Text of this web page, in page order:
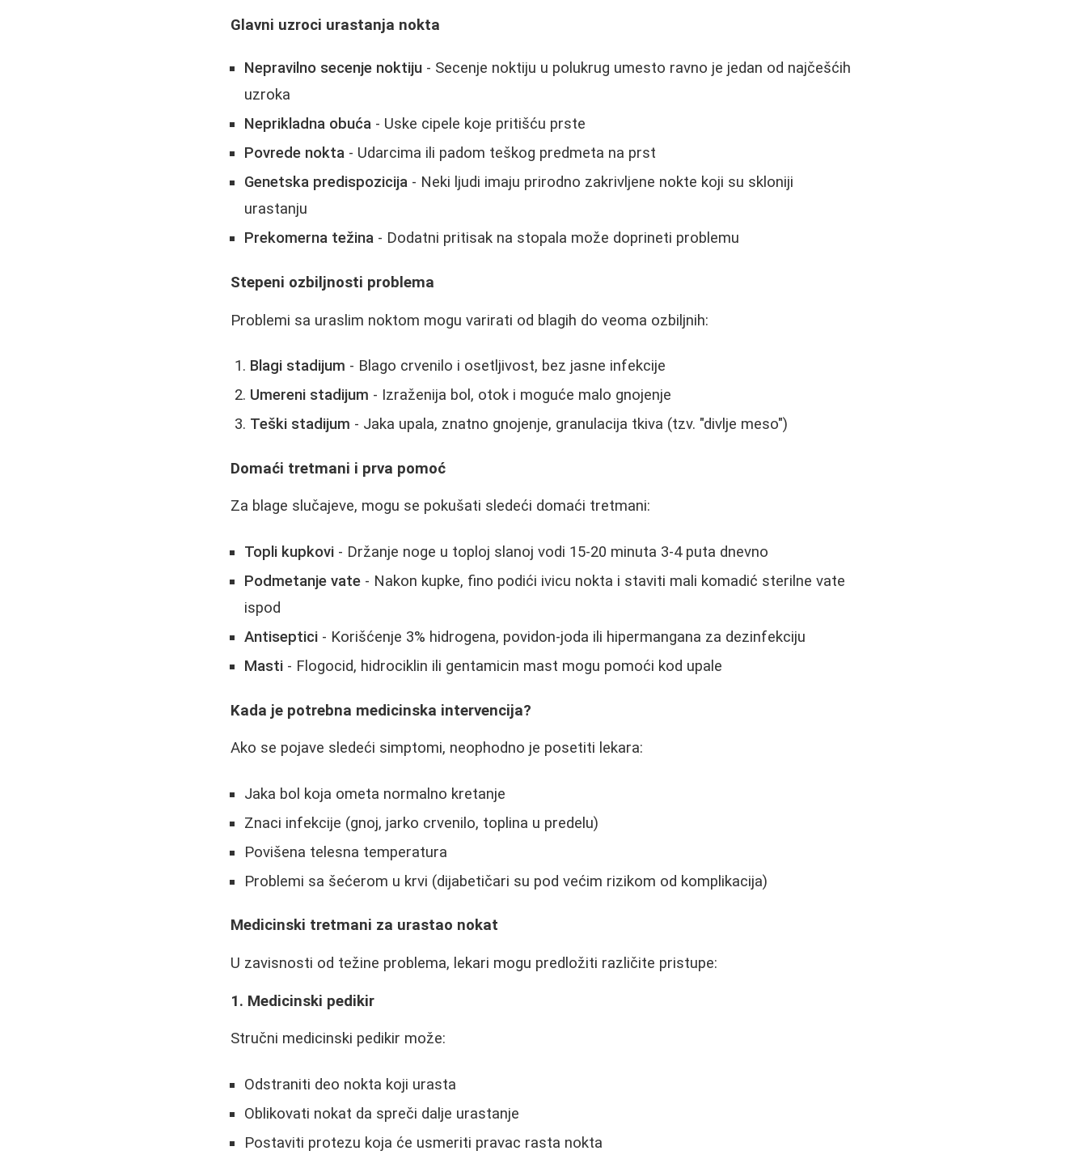
Glavni uzroci urastanja nokta
Nepravilno secenje noktiju - Secenje noktiju u polukrug umesto ravno je jedan od najčešćih
uzroka
Neprikladna obuća - Uske cipele koje pritišću prste
Povrede nokta - Udarcima ili padom teškog predmeta na prst
Genetska predispozicija - Neki ljudi imaju prirodno zakrivljene nokte koji su skloniji
urastanju
Prekomerna težina - Dodatni pritisak na stopala može doprineti problemu
Stepeni ozbiljnosti problema
Problemi sa uraslim noktom mogu varirati od blagih do veoma ozbiljnih:
Blagi stadijum - Blago crvenilo i osetljivost, bez jasne infekcije
Umereni stadijum - Izraženija bol, otok i moguće malo gnojenje
Teški stadijum - Jaka upala, znatno gnojenje, granulacija tkiva (tzv. "divlje meso")
Domaći tretmani i prva pomoć
Za blage slučajeve, mogu se pokušati sledeći domaći tretmani:
Topli kupkovi - Držanje noge u toploj slanoj vodi 15-20 minuta 3-4 puta dnevno
Podmetanje vate - Nakon kupke, fino podići ivicu nokta i staviti mali komadić sterilne vate
ispod
Antiseptici - Korišćenje 3% hidrogena, povidon-joda ili hipermangana za dezinfekciju
Masti - Flogocid, hidrociklin ili gentamicin mast mogu pomoći kod upale
Kada je potrebna medicinska intervencija?
Ako se pojave sledeći simptomi, neophodno je posetiti lekara:
Jaka bol koja ometa normalno kretanje
Znaci infekcije (gnoj, jarko crvenilo, toplina u predelu)
Povišena telesna temperatura
Problemi sa šećerom u krvi (dijabetičari su pod većim rizikom od komplikacija)
Medicinski tretmani za urastao nokat
U zavisnosti od težine problema, lekari mogu predložiti različite pristupe:
1. Medicinski pedikir
Stručni medicinski pedikir može:
Odstraniti deo nokta koji urasta
Oblikovati nokat da spreči dalje urastanje
Postaviti protezu koja će usmeriti pravac rasta nokta